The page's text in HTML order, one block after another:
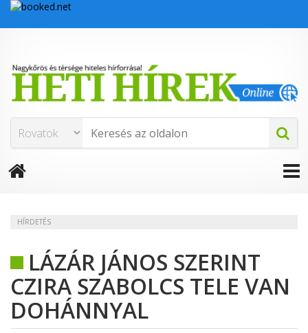
HÍRDETÉS
LÁZÁR JÁNOS SZERINT
CZIRA SZABOLCS TELE VAN
DOHÁNNYAL